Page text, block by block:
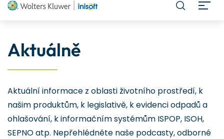
Aktuálně
Aktuální informace z oblasti životního prostředí, k
našim produktům, k legislativě, k evidenci odpadů a
ohlašování, k informačním systémům ISPOP, ISOH,
SEPNO atp. Nepřehlédněte naše podcasty, odborné